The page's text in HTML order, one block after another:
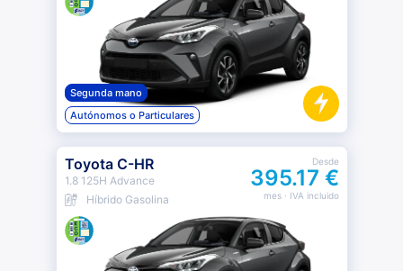
Segunda mano
Autónomos o Particulares
Toyota C-HR
1.8 125H Advance
Híbrido Gasolina
Desde
395.17 €
mes· IVA incluido